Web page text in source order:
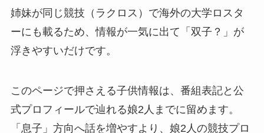
姉妹が同じ競技（ラクロス）で海外の大学ロスタ
ーにも載るため、情報が一気に出て「双子？」が
浮きやすいだけです。
このページで押さえる子供情報は、番組表記と公
式プロフィールで辿れる娘2人までに留めます。
「息子」方向へ話を増やすより、娘2人の競技プロ